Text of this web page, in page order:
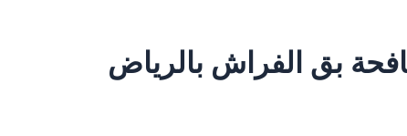
بق الفراش بالرياض